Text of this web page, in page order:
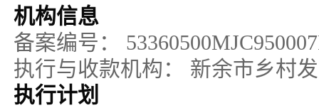
机构信息
备案编号：
执行与收款机构：
新余市乡村
执行计划